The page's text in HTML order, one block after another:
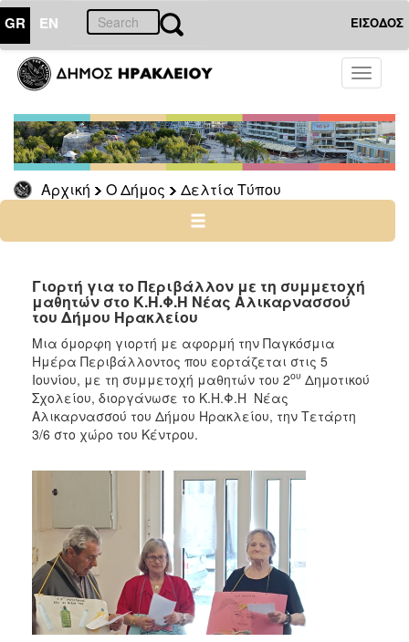
GR EN ΕΙΣΟΔΟΣ
Toggle
Αρχική Ο Δήμος Δελτία Τύπου
ΔΗΜΟΣ
Δελτία
Τύπου
Αρχείο
ΠΟΛΙΤΙΣΜΟΣ
ΑΝΘΕΚΤΙΚΗ
ΠΟΛΗ
Γιορτή για το Περιβάλλον με τη συμμετοχή
μαθητών στο Κ.Η.Φ.Η Νέας Αλικαρνασσού
του Δήμου Ηρακλείου
Μια όμορφη γιορτή με αφορμή την Παγκόσμια
Ημέρα Περιβάλλοντος που εορτάζεται στις 5
Ιουνίου, με τη συμμετοχή μαθητών του 2ου Δημοτικού
Σχολείου, διοργάνωσε το Κ.Η.Φ.Η Νέας
Αλικαρνασσού του Δήμου Ηρακλείου, την Τετάρτη
3/6 στο χώρο του Κέντρου.